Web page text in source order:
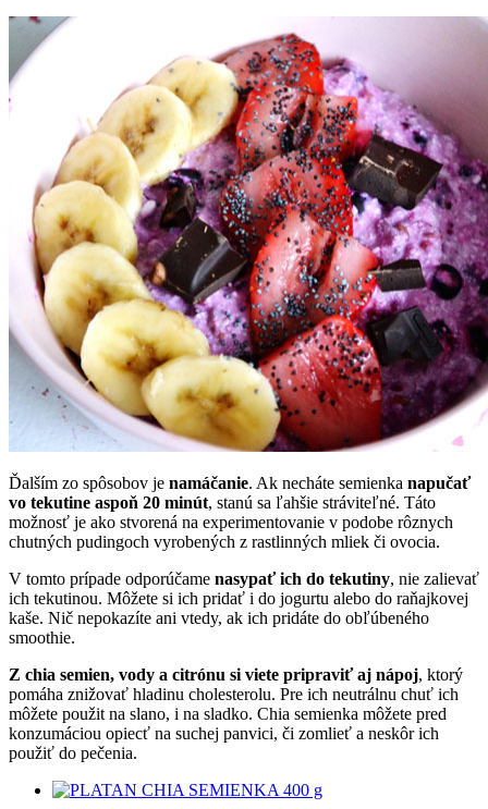
Ďalším zo spôsobov je namáčanie. Ak necháte semienka napučať
vo tekutine aspoň 20 minút, stanú sa ľahšie stráviteľné. Táto
možnosť je ako stvorená na experimentovanie v podobe rôznych
chutných pudingoch vyrobených z rastlinných mliek či ovocia.
V tomto prípade odporúčame nasypať ich do tekutiny, nie zalievať
ich tekutinou. Môžete si ich pridať i do jogurtu alebo do raňajkovej
kaše. Nič nepokazíte ani vtedy, ak ich pridáte do obľúbeného
smoothie.
Z chia semien, vody a citrónu si viete pripraviť aj nápoj, ktorý
pomáha znižovať hladinu cholesterolu. Pre ich neutrálnu chuť ich
môžete použit na slano, i na sladko. Chia semienka môžete pred
konzumáciou opiecť na suchej panvici, či zomlieť a neskôr ich
použiť do pečenia.